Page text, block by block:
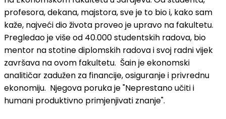
profesora, dekana, majstora, sve je to bio i, kako sam
kaže, najveći dio života proveo je upravo na fakultetu.
Pregledao je više od 40.000 studentskih radova, bio
mentor na stotine diplomskih radova i svoj radni vijek
završava na ovom fakultetu. Šain je ekonomski
analitičar zadužen za financije, osiguranje i privrednu
ekonomiju. Njegova poruka je "Neprestano učiti i
humani produktivno primjenjivati znanje".